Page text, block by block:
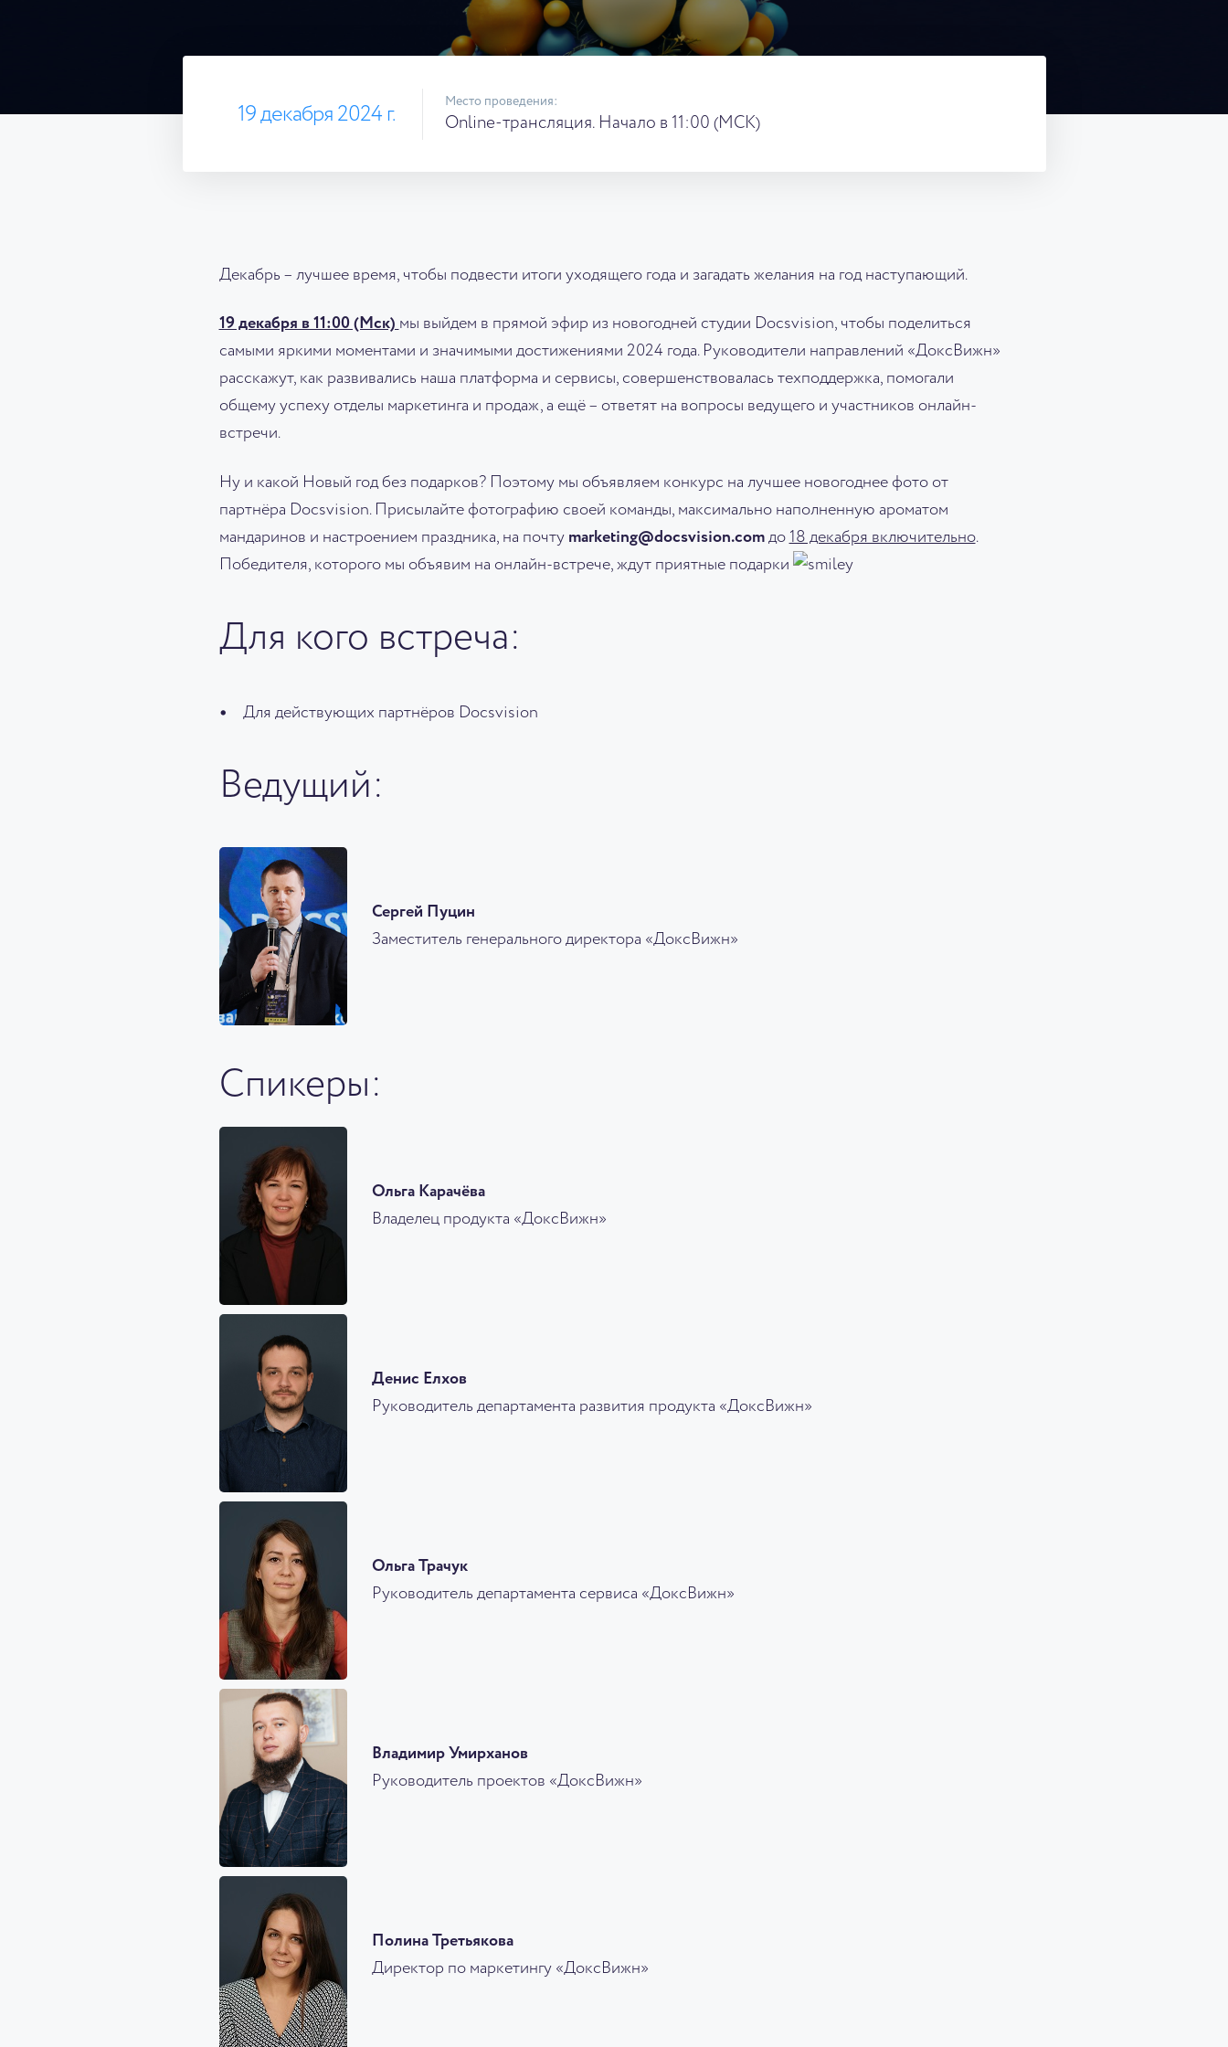
19 декабря 2024 г.
Место проведения:
Online-трансляция. Начало в 11:00 (МСК)
Декабрь – лучшее время, чтобы подвести итоги уходящего года и загадать желания на год наступающий.
19 декабря в 11:00 (Мск) мы выйдем в прямой эфир из новогодней студии Docsvision, чтобы поделиться
самыми яркими моментами и значимыми достижениями 2024 года. Руководители направлений «ДоксВижн»
расскажут, как развивались наша платформа и сервисы, совершенствовалась техподдержка, помогали
общему успеху отделы маркетинга и продаж, а ещё – ответят на вопросы ведущего и участников онлайн-
встречи.
Ну и какой Новый год без подарков? Поэтому мы объявляем конкурс на лучшее новогоднее фото от
партнёра Docsvision. Присылайте фотографию своей команды, максимально наполненную ароматом
мандаринов и настроением праздника, на почту marketing@docsvision.comдо 18 декабря включительно.
Победителя, которого мы объявим на онлайн-встрече, ждут приятные подарки
Для кого встреча:
Для действующих партнёров Docsvision
Ведущий:
Сергей Пуцин
Заместитель генерального директора «ДоксВижн»
Спикеры:
Ольга Карачёва
Владелец продукта «ДоксВижн»
Денис Елхов
Руководитель департамента развития продукта «ДоксВижн»
Ольга Трачук
Руководитель департамента сервиса «ДоксВижн»
Владимир Умирханов
Руководитель проектов «ДоксВижн»
Полина Третьякова
Директор по маркетингу «ДоксВижн»